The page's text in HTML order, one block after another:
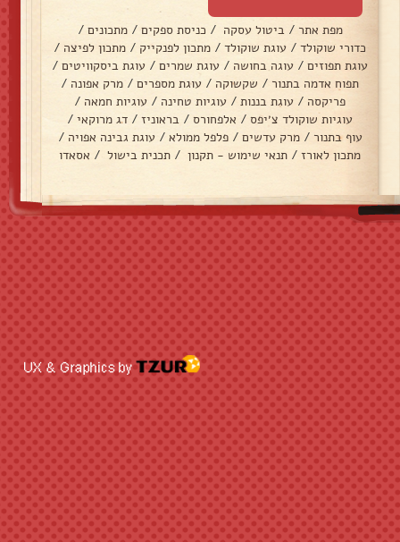
מפת אתר / ביטול עסקה / כניסת ספקים / מתכונים /
כדורי שוקולד / עוגת שוקולד / מתכון לפנקייק / מתכון לפיצה /
עוגת תפוזים / עוגה בחושה / עוגת שמרים / עוגת ביסקוויטים /
תפוח אדמה בתנור / שקשוקה / עוגת מספרים / מרק אפונה /
פריקסה / עוגת בננות / עוגיות טחינה / עוגיות חמאה /
עוגיות שוקולד צ׳יפס / אלפחורס / בראוניז / דג מרוקאי /
עוף בתנור / מרק עדשים / פלפל ממולא / עוגת גבינה אפויה /
מתכון לאורז / תנאי שימוש - תקנון / תכנית בישול / אסאדו